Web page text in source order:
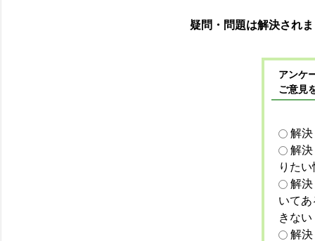
疑問・問題は解決され
アンケ
ご意見
解
解
りた
解
いて
きない
解